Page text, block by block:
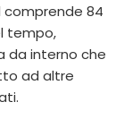
comprende 84
tempo,
da interno che
ad altre